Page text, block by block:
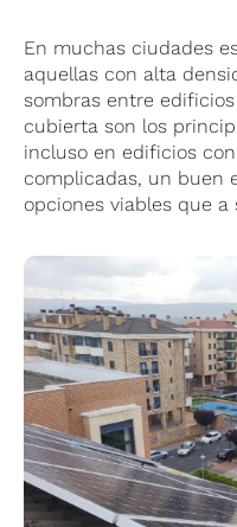
En muchas ciudades
aquellas con alta
sombras entre
cubierta son los
incluso en edificios
complicadas, un buen
opciones viables que